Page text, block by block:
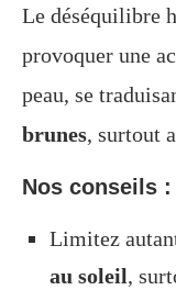
Le déséquilibre
provoquer une
peau, se
brunes, surtout
Nos conseils :
Limitez
au soleil,